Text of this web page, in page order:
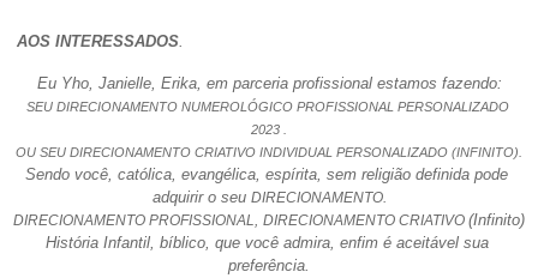
AOS INTERESSADOS
Eu Yho, Janielle, Erika, em parceria profissional estamos fazendo:
SEU DIRECIONAMENTO NUMEROLÓGICO PROFISSIONAL PERSONALIZADO
2023 .
OU SEU DIRECIONAMENTO CRIATIVO INDIVIDUAL PERSONALIZADO (INFINITO).
Sendo você, católica, evangélica, espírita, sem religião definida pode
adquirir o seu DIRECIONAMENTO.
DIRECIONAMENTO PROFISSIONAL, DIRECIONAMENTO CRIATIVO (Infinito)
História Infantil, bíblico, que você admira, enfim é aceitável sua
preferência.